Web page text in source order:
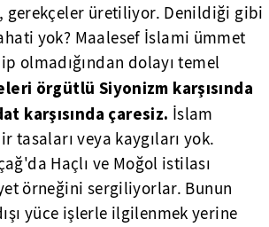
gerekçeler üretiliyor. Denildiği gibi
yok? Maalesef İslami ümmet
olmadığından dolayı temel
örgütlü Siyonizm karşısında
karşısında çaresiz. İslam
veya kaygıları yok.
Haçlı ve Moğol istilası
örneğini sergiliyorlar. Bunun
yüce işlerle ilgilenmek yerine